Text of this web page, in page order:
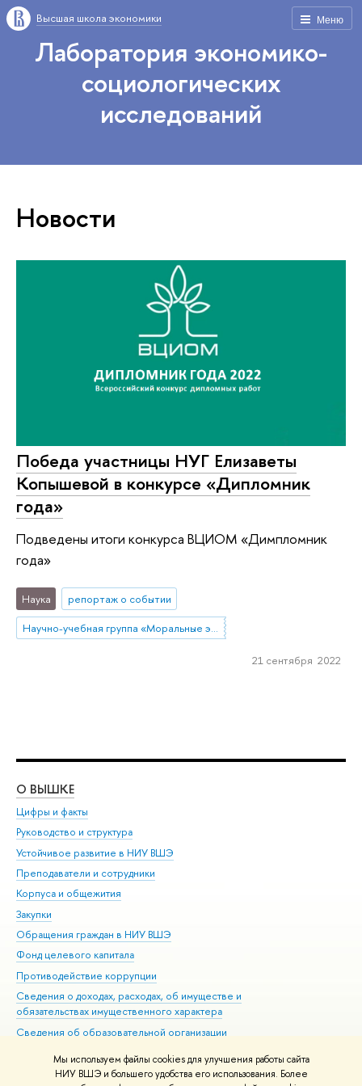
Мы используем файлы cookies для улучшения работы сайта
НИУ ВШЭ и большего удобства его использования. Более
Меню
Высшая школа экономики
Лаборатория экономико-
социологических
исследований
Новости
Победа участницы НУГ Елизаветы
Копышевой в конкурсе «Дипломник
года»
Подведены итоги конкурса ВЦИОМ «Димпломник
года»
Наука
репортаж о событии
Научно-учебная группа «Моральные эмоции в социальных науках»
21 сентября 2022
О ВЫШКЕ
Цифры и факты
Руководство и структура
Устойчивое развитие в НИУ ВШЭ
Преподаватели и сотрудники
Корпуса и общежития
Закупки
Обращения граждан в НИУ ВШЭ
Фонд целевого капитала
Противодействие коррупции
Сведения о доходах, расходах, об имуществе и
обязательствах имущественного характера
Сведения об образовательной организации
Людям с ограниченными возможностями здоровья
Единая платежная страница